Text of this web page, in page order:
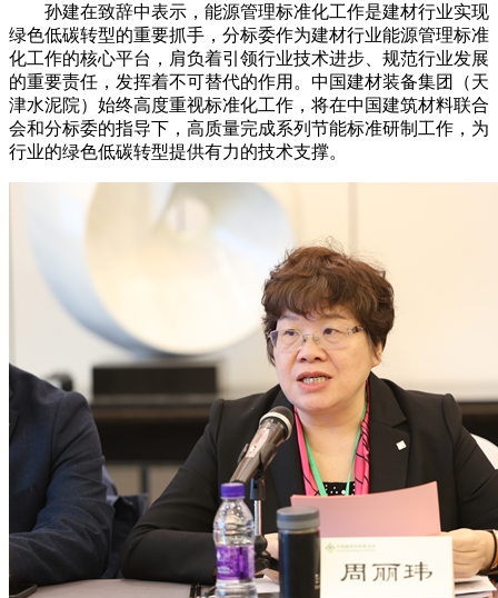
孙建在致辞中表示，能源管理标准化工作是建材行业实现
绿色低碳转型的重要抓手，分标委作为建材行业能源管理标准
化工作的核心平台，肩负着引领行业技术进步、规范行业发展
的重要责任，发挥着不可替代的作用。中国建材装备集团（天
津水泥院）始终高度重视标准化工作，将在中国建筑材料联合
会和分标委的指导下，高质量完成系列节能标准研制工作，为
行业的绿色低碳转型提供有力的技术支撑。